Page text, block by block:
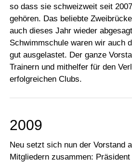
so dass sie schweizweit seit
gehören. Das beliebte
auch dieses Jahr wieder
Schwimmschule waren wir auch
gut ausgelastet. Der ganze
Trainern und mithelfer für den
erfolgreichen Clubs.
2009
Neu setzt sich nun der Vorstand
Mitgliedern zusammen: